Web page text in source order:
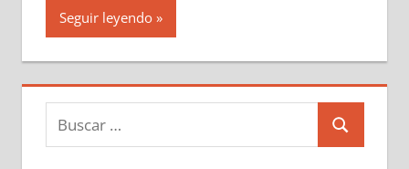
Seguir leyendo
Buscar:
Buscar